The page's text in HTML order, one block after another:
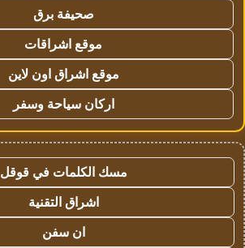
صحيفة برق
موقع اشراقات
موقع اشراق اون لاين
اركان سياحة وسفر
مسك الكلمات في قوقل
اشراق التقنية
ان سفن